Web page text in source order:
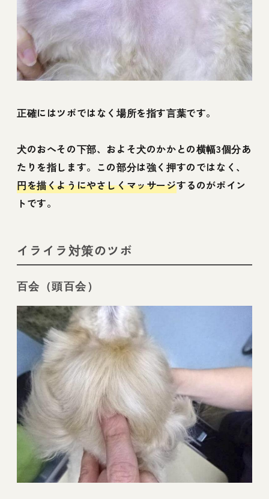
正確にはツボではなく場所を指す言葉です。
犬のおへその下部、およそ犬のかかとの横幅3個分あ
たりを指します。この部分は強く押すのではなく、
円を描くようにやさしくマッサージするのがポイン
トです。
イライラ対策のツボ
百会（頭百会）